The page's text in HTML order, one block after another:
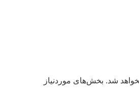
شد. بخش‌های موردنیاز